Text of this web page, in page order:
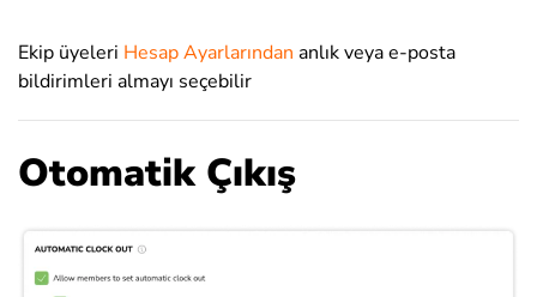
Ekip üyeleri Hesap Ayarlarından anlık veya e-posta
bildirimleri almayı seçebilir
Otomatik Çıkış